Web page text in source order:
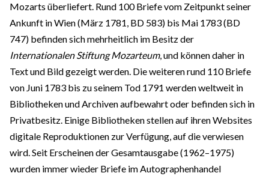
Mozarts überliefert. Rund 100 Briefe vom Zeitpunkt seiner
Ankunft in Wien (März 1781, BD 583) bis Mai 1783 (BD
747) befinden sich mehrheitlich im Besitz der
Internationalen Stiftung Mozarteum, und können daher in
Text und Bild gezeigt werden. Die weiteren rund 110 Briefe
von Juni 1783 bis zu seinem Tod 1791 werden weltweit in
Bibliotheken und Archiven aufbewahrt oder befinden sich in
Privatbesitz. Einige Bibliotheken stellen auf ihren Websites
digitale Reproduktionen zur Verfügung, auf die verwiesen
wird. Seit Erscheinen der Gesamtausgabe (1962–1975)
wurden immer wieder Briefe im Autographenhandel